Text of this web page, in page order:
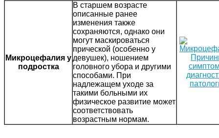
Микроцефалия у
подростка
В старшем возрасте
описанные ранее
изменения также
сохраняются, однако они
могут маскироваться
прической (особенно у
девушек), ношением
головного убора и другими
способами. При
надлежащем уходе за
такими больными их
физическое развитие может
соответствовать
возрастным нормам.